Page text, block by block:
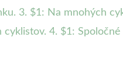
3. $1: Na mnohých
4. $1: